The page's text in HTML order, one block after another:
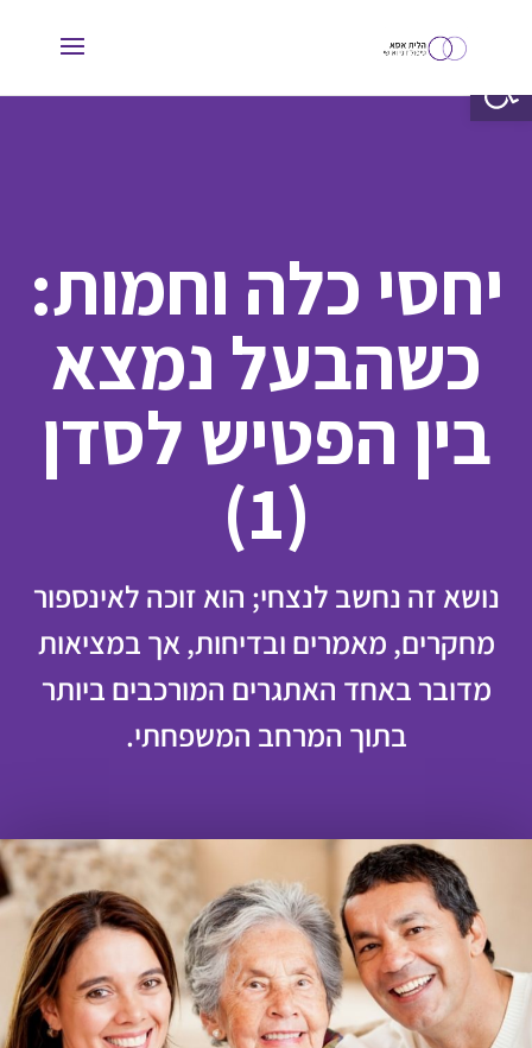
יחסי כלה וחמות:
כשהבעל נמצא
בין הפטיש לסדן
(1)
נושא זה נחשב לנצחי; הוא זוכה לאינספור
מחקרים, מאמרים ובדיחות, אך במציאות
מדובר באחד האתגרים המורכבים ביותר
בתוך המרחב המשפחתי.
פתח סרגל נגישות